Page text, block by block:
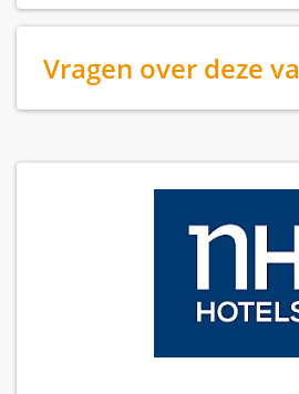
Vragen over deze